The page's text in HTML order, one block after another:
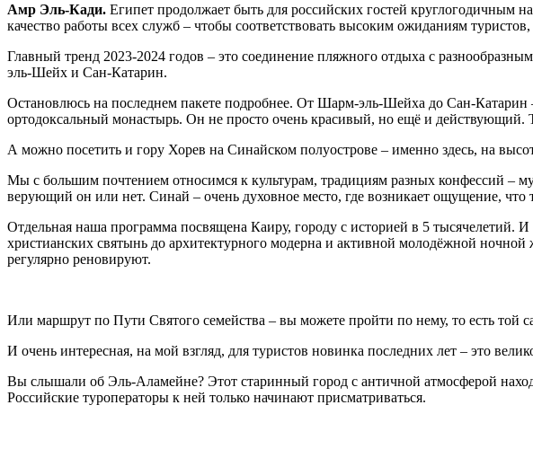
Амр Эль-Кади. Египет продолжает быть для российских гостей
качество работы всех служб – чтобы соответствовать высоким ожиданиям
Главный тренд 2023-2024 годов – это соединение пляжного отдыха с
эль-Шейх и Сан-Катарин.
Остановлюсь на последнем пакете подробнее. От Шарм-эль-Шейха до Сан-
ортодоксальный монастырь. Он не просто очень красивый, но ещё и
А можно посетить и гору Хорев на Синайском полуострове – именно здесь, на
Мы с большим почтением относимся к культурам, традициям разных конфессий –
верующий он или нет. Синай – очень духовное место, где возникает ощущение, что
Отдельная наша программа посвящена Каиру, городу с историей в 5 тысячелетий.
христианских святынь до архитектурного модерна и активной молодёжной
регулярно реновируют.
Или маршрут по Пути Святого семейства – вы можете пройти по нему, то есть той
И очень интересная, на мой взгляд, для туристов новинка последних лет – это
Вы слышали об Эль-Аламейне? Этот старинный город с античной атмосферой
Российские туроператоры к ней только начинают присматриваться.